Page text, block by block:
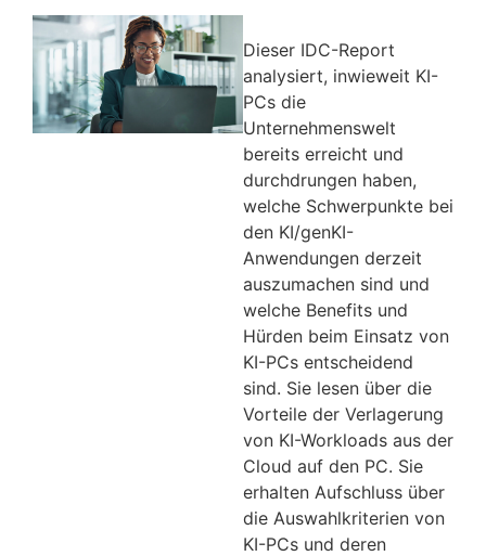
Dieser IDC-Report
analysiert, inwieweit KI-
PCs die
Unternehmenswelt
bereits erreicht und
durchdrungen haben,
welche Schwerpunkte bei
den KI/genKI-
Anwendungen derzeit
auszumachen sind und
welche Benefits und
Hürden beim Einsatz von
KI-PCs entscheidend
sind. Sie lesen über die
Vorteile der Verlagerung
von KI-Workloads aus der
Cloud auf den PC. Sie
erhalten Aufschluss über
die Auswahlkriterien von
KI-PCs und deren